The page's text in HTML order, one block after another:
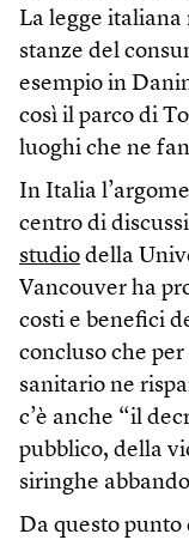
La legge italiana
stanze del
esempio in
così il parco di
luoghi che ne
In Italia
centro di
studio della
Vancouver ha
costi e benefici
concluso che
sanitario ne
c’è anche “il
pubblico, della
siringhe
Da questo